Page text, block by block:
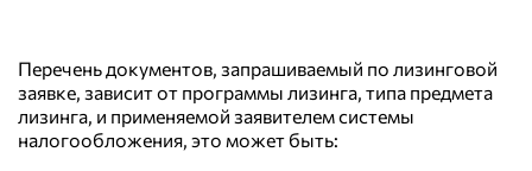
Перечень документов, запрашиваемый по лизинговой
заявке, зависит от программы лизинга, типа предмета
лизинга, и применяемой заявителем системы
налогообложения, это может быть: